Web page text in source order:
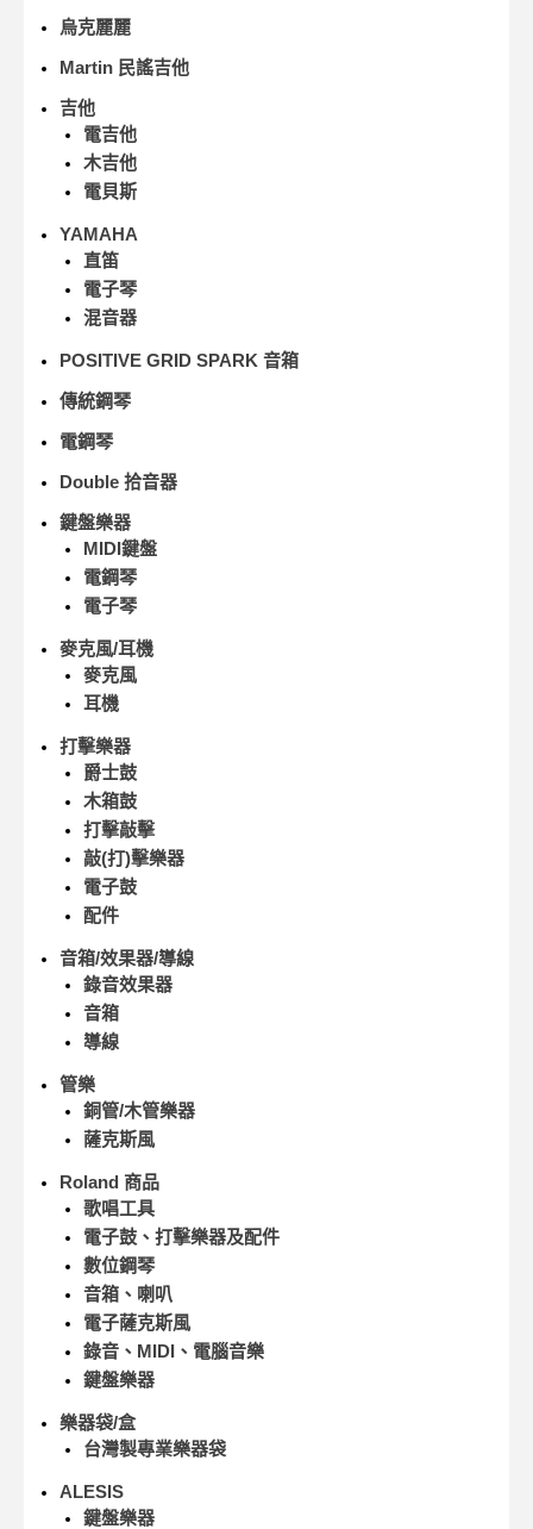
烏克麗麗
Martin 民謠吉他
吉他
電吉他
木吉他
電貝斯
YAMAHA
直笛
電子琴
混音器
POSITIVE GRID SPARK 音箱
傳統鋼琴
電鋼琴
Double 拾音器
鍵盤樂器
MIDI鍵盤
電鋼琴
電子琴
麥克風/耳機
麥克風
耳機
打擊樂器
爵士鼓
木箱鼓
打擊敲擊
敲(打)擊樂器
電子鼓
配件
音箱/效果器/導線
錄音效果器
音箱
導線
管樂
銅管/木管樂器
薩克斯風
Roland 商品
歌唱工具
電子鼓、打擊樂器及配件
數位鋼琴
音箱、喇叭
電子薩克斯風
錄音、MIDI、電腦音樂
鍵盤樂器
樂器袋/盒
台灣製專業樂器袋
ALESIS
鍵盤樂器